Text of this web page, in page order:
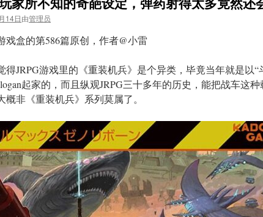
14日由管理员
戏盒的第586篇原创，作者@小雷
得JRPG游戏里的《重装机兵》是个异类，毕竟当年就是以“
起家的，而且纵观JRPG三十多年的历史，能把战车这
概非《重装机兵》系列莫属了。